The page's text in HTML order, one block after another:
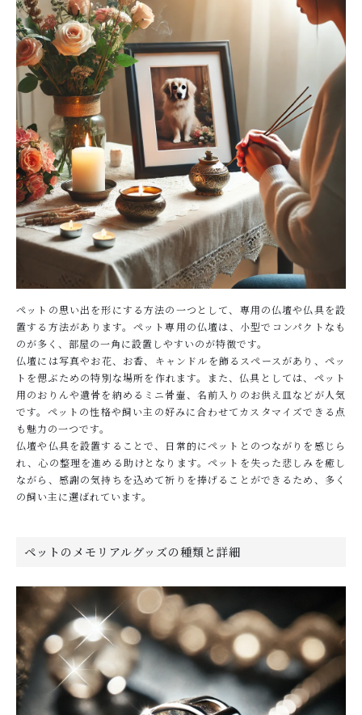
ペットの思い出を形にする方法の一つとして、専用の仏壇や仏具を設
置する方法があります。ペット専用の仏壇は、小型でコンパクトなも
のが多く、部屋の一角に設置しやすいのが特徴です。
仏壇には写真やお花、お香、キャンドルを飾るスペースがあり、ペッ
トを偲ぶための特別な場所を作れます。また、仏具としては、ペット
用のおりんや遺骨を納めるミニ骨壷、名前入りのお供え皿などが人気
です。ペットの性格や飼い主の好みに合わせてカスタマイズできる点
も魅力の一つです。
仏壇や仏具を設置することで、日常的にペットとのつながりを感じら
れ、心の整理を進める助けとなります。ペットを失った悲しみを癒し
ながら、感謝の気持ちを込めて祈りを捧げることができるため、多く
の飼い主に選ばれています。
ペットのメモリアルグッズの種類と詳細